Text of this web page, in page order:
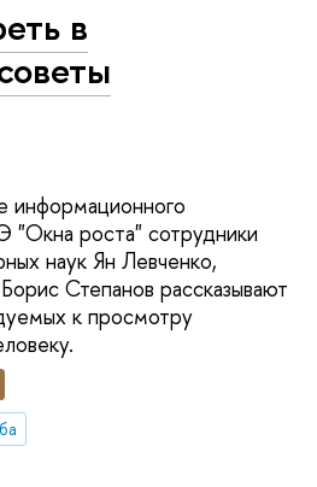
в
информационного
роста" сотрудники
наук Ян Левченко,
Степанов рассказывают
к просмотру